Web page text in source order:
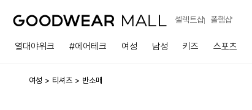
셀렉트샵 폴햄샵
열대야위크 #에어테크 여성 남성 키즈 스포츠
여성 티셔츠 반소매